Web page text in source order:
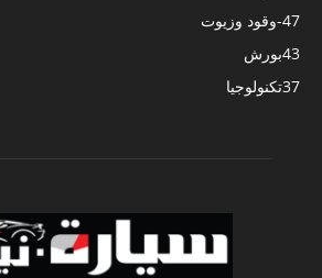
-وقود وزيوت47
بورش43
تكنولوجيا37